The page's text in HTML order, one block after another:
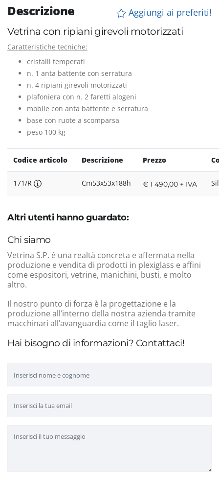
Descrizione
Aggiungi ai preferiti!
Vetrina con ripiani girevoli motorizzati
Caratteristiche tecniche:
cristalli temperati
n. 1 anta battente con serratura
n. 4 ripiani girevoli motorizzati
plafoniera con n. 2 faretti alogeni
mobile con anta battente e serratura
base con ruote a scomparsa
peso 100 kg
Codice articolo Descrizione Prezzo
171/R Cm53x53x188h € 1 490,00 + IVA
Hai bisogno di informazioni? Contattaci!
Chi siamo
Vetrina S.P. è una realtà concreta e affermata nella
produzione e vendita di prodotti in plexiglass e affini
come espositori, vetrine, manichini, busti, e molto
altro.
Il nostro punto di forza è la progettazione e la
produzione all’interno della nostra azienda tramite
macchinari all’avanguardia come il taglio laser.
Altri utenti hanno guardato: